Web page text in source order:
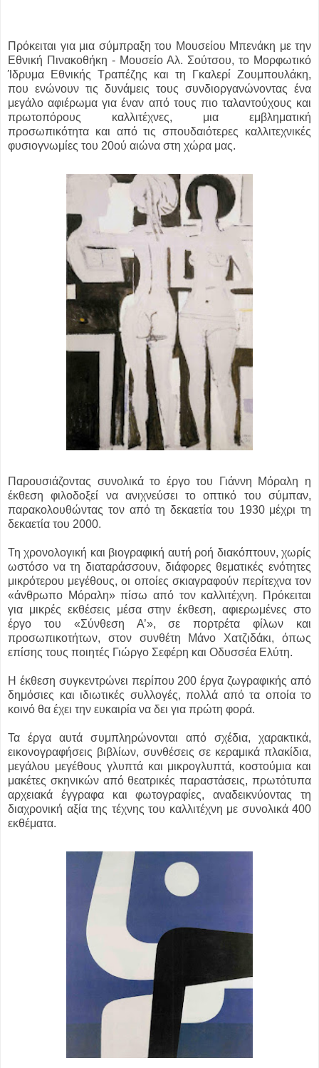
Πρόκειται για μια σύμπραξη του Μουσείου Μπενάκη με την
Εθνική Πινακοθήκη - Μουσείο Αλ. Σούτσου, το Μορφωτικό
Ίδρυμα Εθνικής Τραπέζης και τη Γκαλερί Ζουμπουλάκη,
που ενώνουν τις δυνάμεις τους συνδιοργανώνοντας ένα
μεγάλο αφιέρωμα για έναν από τους πιο ταλαντούχους και
πρωτοπόρους καλλιτέχνες, μια εμβληματική
προσωπικότητα και από τις σπουδαιότερες καλλιτεχνικές
φυσιογνωμίες του 20ού αιώνα στη χώρα μας.
Παρουσιάζοντας συνολικά το έργο του Γιάννη Μόραλη η
έκθεση φιλοδοξεί να ανιχνεύσει το οπτικό του σύμπαν,
παρακολουθώντας τον από τη δεκαετία του 1930 μέχρι τη
δεκαετία του 2000.
Τη χρονολογική και βιογραφική αυτή ροή διακόπτουν, χωρίς
ωστόσο να τη διαταράσσουν, διάφορες θεματικές ενότητες
μικρότερου μεγέθους, οι οποίες σκιαγραφούν περίτεχνα τον
«άνθρωπο Μόραλη» πίσω από τον καλλιτέχνη. Πρόκειται
για μικρές εκθέσεις μέσα στην έκθεση, αφιερωμένες στο
έργο του «Σύνθεση Α’», σε πορτρέτα φίλων και
προσωπικοτήτων, στον συνθέτη Μάνο Χατζιδάκι, όπως
επίσης τους ποιητές Γιώργο Σεφέρη και Οδυσσέα Ελύτη.
Η έκθεση συγκεντρώνει περίπου 200 έργα ζωγραφικής από
δημόσιες και ιδιωτικές συλλογές, πολλά από τα οποία το
κοινό θα έχει την ευκαιρία να δει για πρώτη φορά.
Τα έργα αυτά συμπληρώνονται από σχέδια, χαρακτικά,
εικονογραφήσεις βιβλίων, συνθέσεις σε κεραμικά πλακίδια,
μεγάλου μεγέθους γλυπτά και μικρογλυπτά, κοστούμια και
μακέτες σκηνικών από θεατρικές παραστάσεις, πρωτότυπα
αρχειακά έγγραφα και φωτογραφίες, αναδεικνύοντας τη
διαχρονική αξία της τέχνης του καλλιτέχνη με συνολικά 400
εκθέματα.